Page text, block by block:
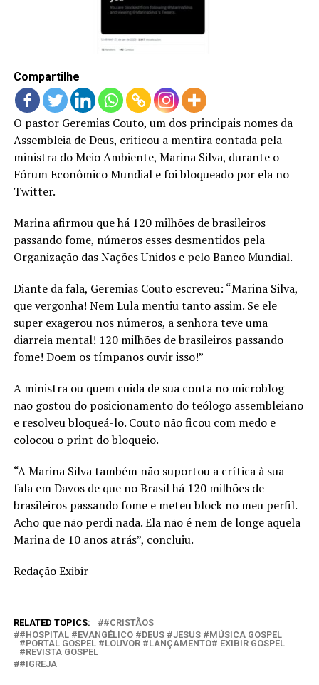
Compartilhe
O pastor Geremias Couto, um dos principais nomes da
Assembleia de Deus, criticou a mentira contada pela
ministra do Meio Ambiente, Marina Silva, durante o
Fórum Econômico Mundial e foi bloqueado por ela no
Twitter.
Marina afirmou que há 120 milhões de brasileiros
passando fome, números esses desmentidos pela
Organização das Nações Unidos e pelo Banco Mundial.
Diante da fala, Geremias Couto escreveu: “Marina Silva,
que vergonha! Nem Lula mentiu tanto assim. Se ele
super exagerou nos números, a senhora teve uma
diarreia mental! 120 milhões de brasileiros passando
fome! Doem os tímpanos ouvir isso!”
A ministra ou quem cuida de sua conta no microblog
não gostou do posicionamento do teólogo assembleiano
e resolveu bloqueá-lo. Couto não ficou com medo e
colocou o print do bloqueio.
“A Marina Silva também não suportou a crítica à sua
fala em Davos de que no Brasil há 120 milhões de
brasileiros passando fome e meteu block no meu perfil.
Acho que não perdi nada. Ela não é nem de longe aquela
Marina de 10 anos atrás”, concluiu.
Redação Exibir
RELATED TOPICS:
#CRISTÃOS
#HOSPITAL #EVANGÉLICO #DEUS #JESUS #MÚSICA GOSPEL
#PORTAL GOSPEL #LOUVOR #LANÇAMENTO# EXIBIR GOSPEL
#REVISTA GOSPEL
#IGREJA